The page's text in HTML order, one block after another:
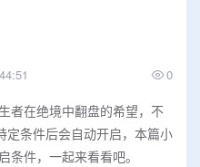
0
者在绝境中翻盘的希望，不
定条件后会自动开启，本篇小
条件，一起来看看吧。